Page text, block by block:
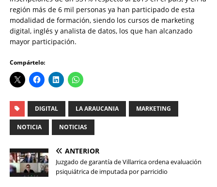
región más de 6 mil personas ya han participado de esta
modalidad de formación, siendo los cursos de marketing
digital, inglés y analista de datos, los que han alcanzado
mayor participación.
Compártelo:
DIGITAL LA ARAUCANIA MARKETING
NOTICIA NOTICIAS
ANTERIOR
Juzgado de garantía de Villarrica ordena evaluación
psiquiátrica de imputada por parricidio